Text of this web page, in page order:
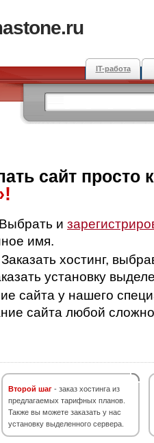
IT-работа
сайт просто
Выбрать и
имя.
Заказать хостинг,
установку
сайта у нашего
сайта любой
Второй шаг - заказ хостинга из
предлагаемых тарифных планов.
Также вы можете заказать у нас
установку выделенного сервера.